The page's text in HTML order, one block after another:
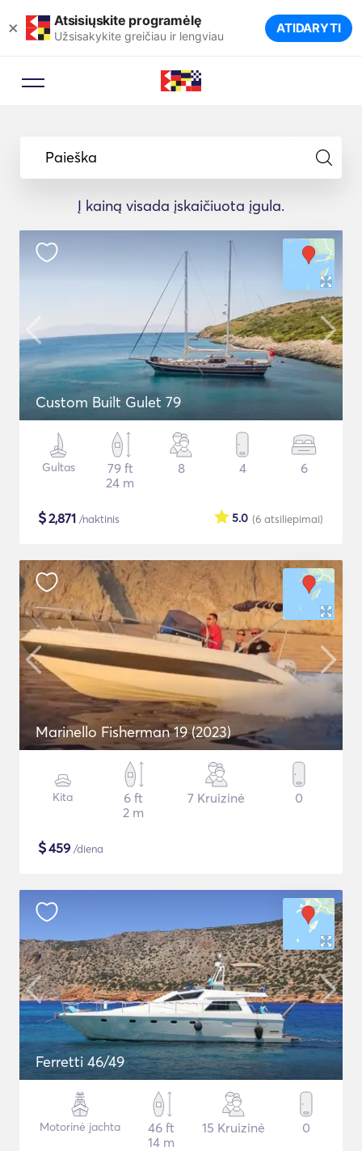
× Atsisiųskite programėlę
Užsisakykite greičiau ir lengviau ATIDARYTI
Paieška
Į kainą visada įskaičiuota įgula.
Custom Built Gulet 79
Gultas
79 ft
24 m
8 4 6
$2,871 /naktinis (6 atsiliepimai)
5.0
Marinello Fisherman 19 (2023)
Kita
6 ft
2 m
7 Kruizinė 0
$459 /diena
Ferretti 46/49
Motorinė jachta
46 ft
14 m
15 Kruizinė 0